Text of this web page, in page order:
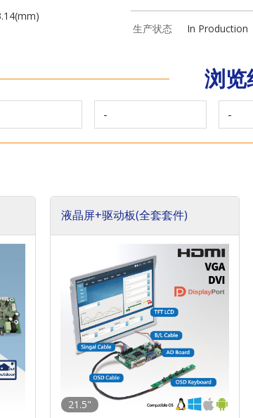
生产状态 In Production
浏览
- -
液晶屏+驱动板(全套套件)
21.5"